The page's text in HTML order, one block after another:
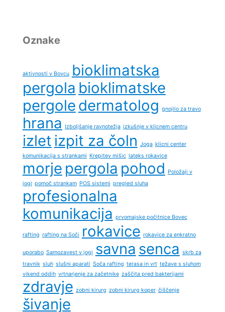
Oznake
aktivnosti v Bovcu bioklimatska
pergola bioklimatske
pergole dermatolog gnojilo za travo
hrana Izboljšanje ravnotežja izkušnje v klicnem centru
izlet izpit za čoln Joga klicni center
komunikacija s strankami Krepitev mišic lateks rokavice
morje pergola pohod
Položaji v
jogi pomoč strankam POS sistemi pregled sluha
profesionalna
komunikacija prvomajske počitnice Bovec
rafting rafting na Soči rokavice rokavice za enkratno
uporabo Samozavest v jogi savna senca skrb za
travnik sluh slušni aparati Soča rafting terasa in vrt težave s sluhom
vikend oddih vrtnarjenje za začetnike zaščita pred bakterijami
zdravje zobni kirurg zobni kirurg koper čiščenje
šivanje